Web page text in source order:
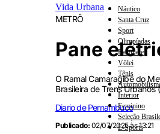
Náutico
Santa Cruz
Sport
Olimpíadas
Basquete
Vôlei
Tênis
Interior
Feminino
Seleção
E-Sports
Vida Urbana
METRÔ
Pane
O Ramal Camaragibe do
Brasileira de Trens Urbanos
Diario de Pernambuco
Publicado: 02/07/2025 às 13:21